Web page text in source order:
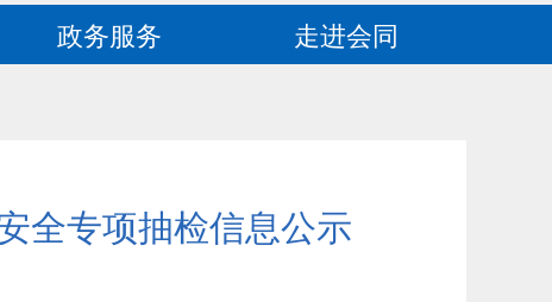
政务服务 走进会同
全专项抽检信息公示